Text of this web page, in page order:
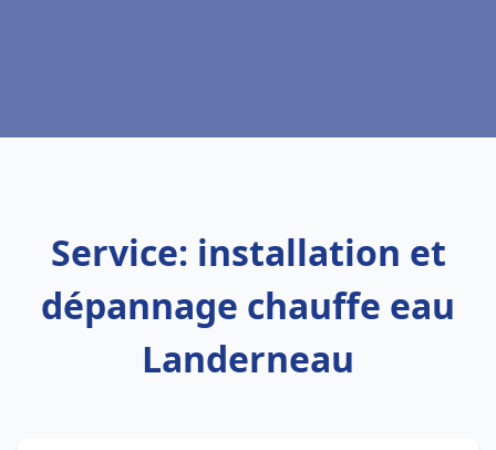
Service: installation et
dépannage chauffe eau
Landerneau